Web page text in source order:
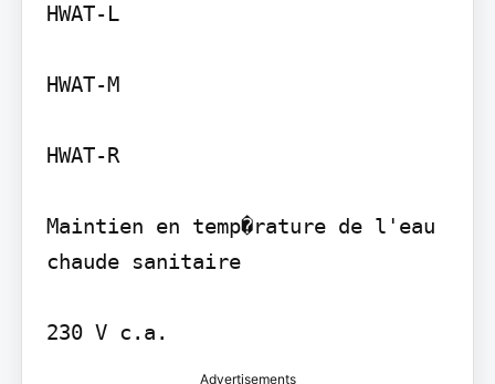
HWAT-L
HWAT-M
HWAT-R
Maintien en temp�rature de l'eau
chaude sanitaire
230 V c.a.
Advertisements